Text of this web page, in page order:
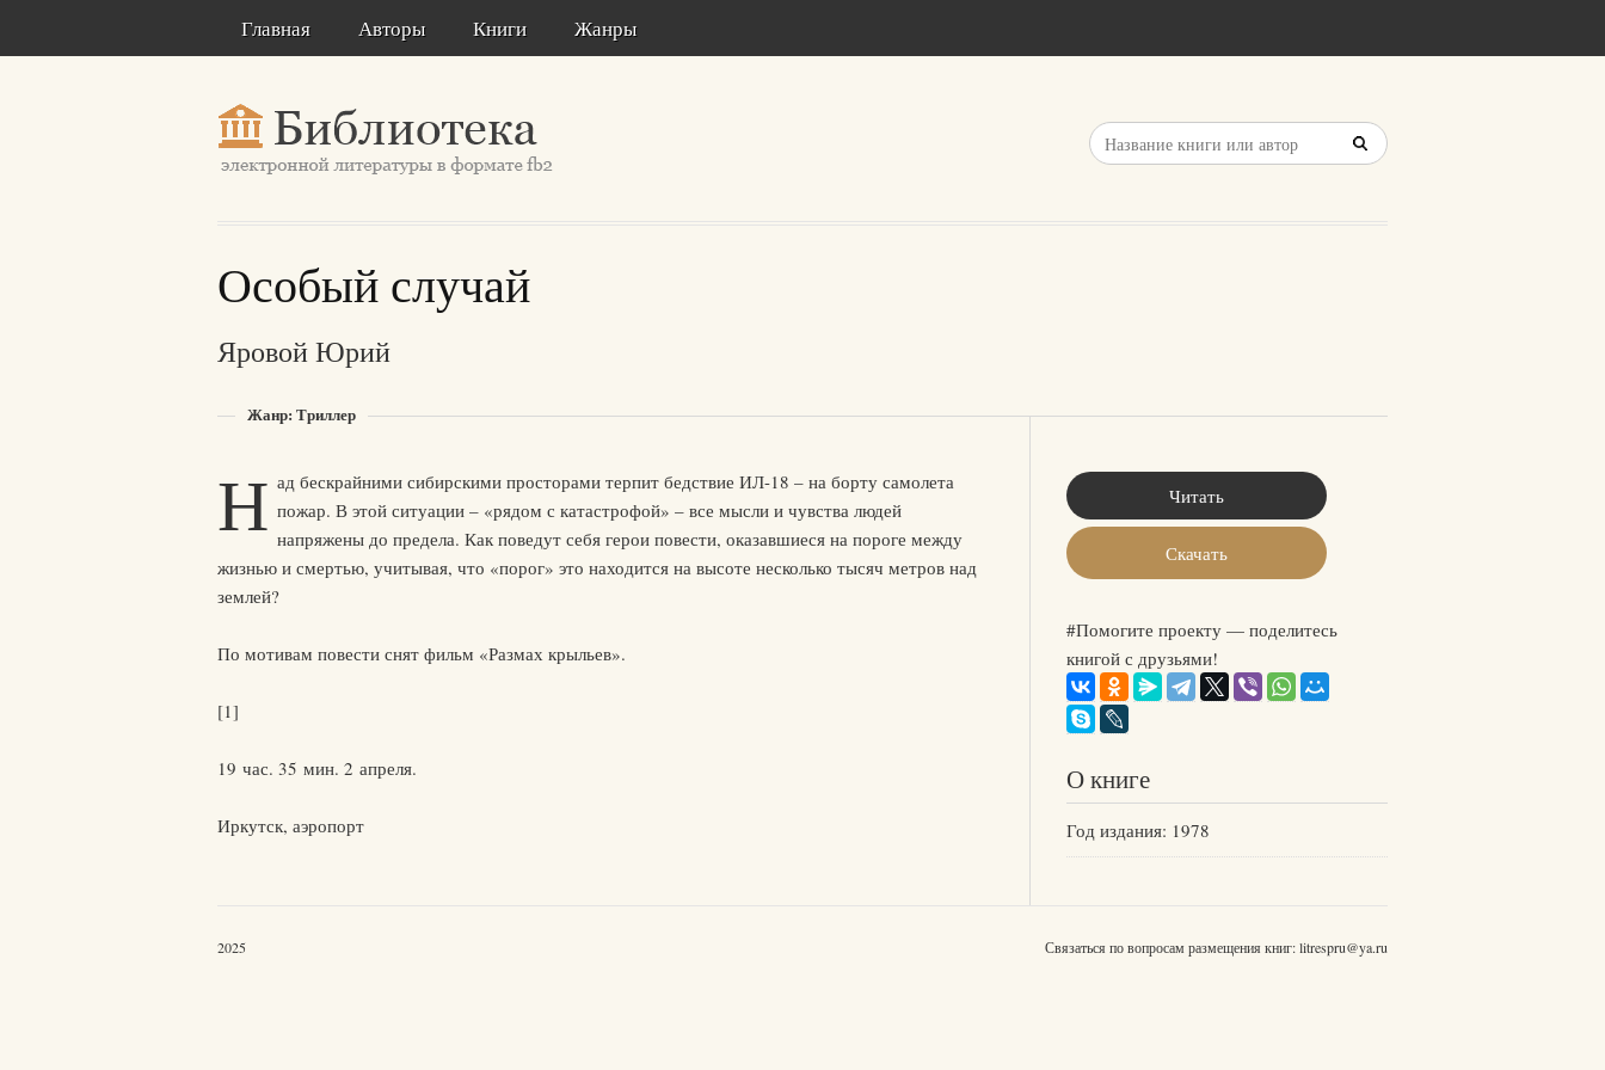
Главная Авторы Книги Жанры
Особый случай
Яровой Юрий
Жанр: Триллер
Н ад бескрайними сибирскими просторами терпит бедствие ИЛ-18 – на борту самолета
пожар. В этой ситуации – «рядом с катастрофой» – все мысли и чувства людей
напряжены до предела. Как поведут себя герои повести, оказавшиеся на пороге между
жизнью и смертью, учитывая, что «порог» это находится на высоте несколько тысяч метров над
землей?
По мотивам повести снят фильм «Размах крыльев».
[1]
19 час. 35 мин. 2 апреля.
Иркутск, аэропорт
Читать
Скачать
#Помогите проекту — поделитесь
книгой с друзьями!
О книге
Год издания: 1978
2025 Связаться по вопросам размещения книг:litrespru@ya.ru